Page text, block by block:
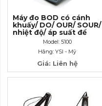
Máy đo BOD có cánh
khuấy/ DO/ OUR/ SOUR/
nhiệt độ/ áp suất để
bàn phòng thí nghiệm
Model: 5100
Hãng: YSI - Mỹ
Giá: Liên hệ